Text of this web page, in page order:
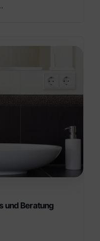
und Beratung